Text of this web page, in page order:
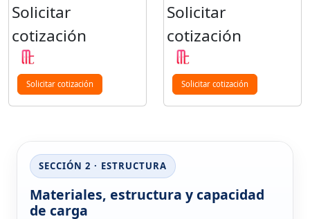
Solicitar
cotización
Solicitar cotización
Solicitar
cotización
Solicitar cotización
SECCIÓN 2 · ESTRUCTURA
Materiales, estructura y capacidad
de carga